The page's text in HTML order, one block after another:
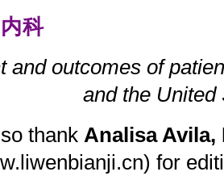
科
andoutcomesof
andthe United
thank AnalisaAvila,
for